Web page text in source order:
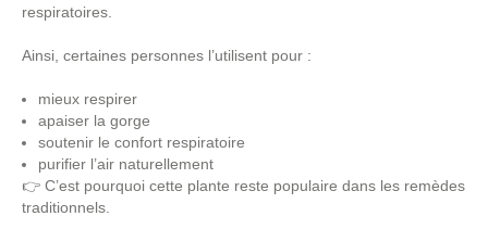
respiratoires.
Ainsi, certaines personnes l’utilisent pour :
mieux respirer
apaiser la gorge
soutenir le confort respiratoire
purifier l’air naturellement
👉 C’est pourquoi cette plante reste populaire dans les remèdes
traditionnels.